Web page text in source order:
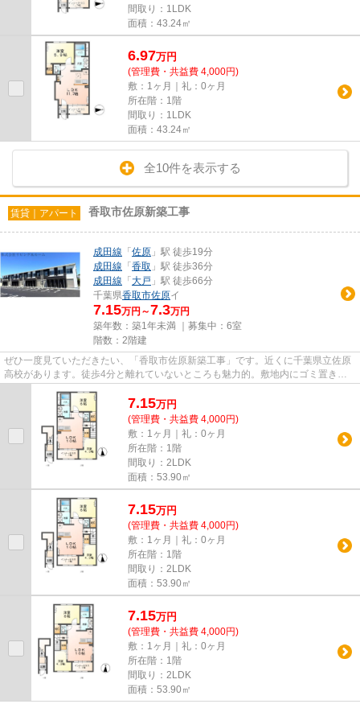
間取り：1LDK
面積：43.24㎡
6.97万円
(管理費・共益費 4,000円)
敷：1ヶ月｜礼：0ヶ月
所在階：1階
間取り：1LDK
面積：43.24㎡
全10件を表示する
賃貸｜アパート 香取市佐原新築工事
成田線 「 佐原 」駅 徒歩19分
成田線 「 香取 」駅 徒歩36分
成田線 「 大戸 」駅 徒歩66分
千葉県香取市佐原イ
7.15万円～7.3万円
築年数：築1年未満 ｜募集中： 6室
階数：2階建
ぜひ一度見ていただきたい、「香取市佐原新築工事」です。近くに千葉県立佐原
高校があります。徒歩4分と離れていないところも魅力的。敷地内にゴミ置き場
7.15万円
(管理費・共益費 4,000円)
敷：1ヶ月｜礼：0ヶ月
所在階：1階
間取り：2LDK
面積：53.90㎡
7.15万円
(管理費・共益費 4,000円)
敷：1ヶ月｜礼：0ヶ月
所在階：1階
間取り：2LDK
面積：53.90㎡
7.15万円
(管理費・共益費 4,000円)
敷：1ヶ月｜礼：0ヶ月
所在階：1階
間取り：2LDK
面積：53.90㎡